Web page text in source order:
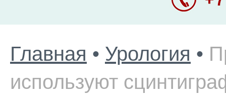
Главная • Урология •
используют